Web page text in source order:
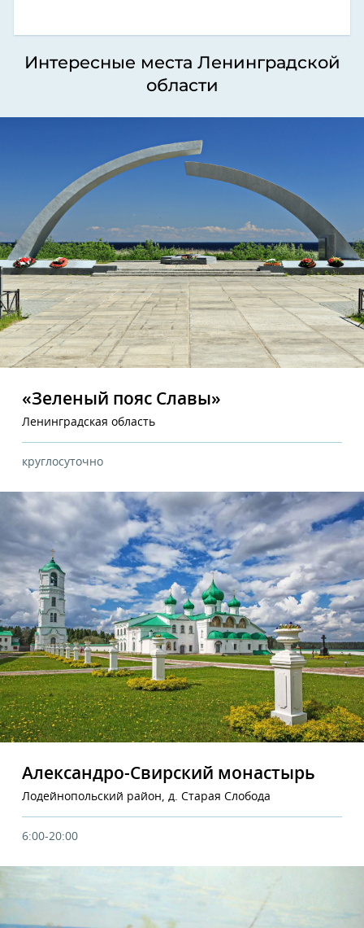
Интересные места Ленинградской
области
«Зеленый пояс Славы»
Ленинградская область
круглосуточно
Александро-Свирский монастырь
Лодейнопольский район, д. Старая Слобода
6:00-20:00